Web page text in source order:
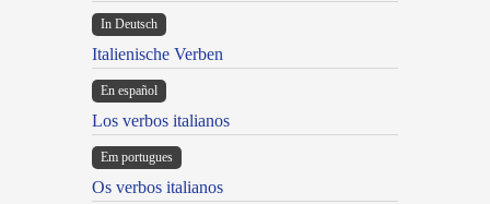
In Deutsch
Italienische Verben
En español
Los verbos italianos
Em portugues
Os verbos italianos